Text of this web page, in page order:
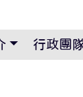
定 行政團